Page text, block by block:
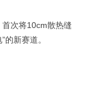
次将10cm散热缝
的新赛道。